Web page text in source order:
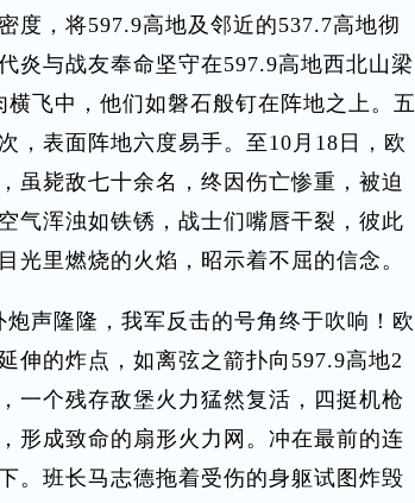
度，将597.9高地及邻近的537.7高地彻
炎与战友奉命坚守在597.9高地西北山梁
飞中，他们如磐石般钉在阵地之上。五
，表面阵地六度易手。至10月18日，欧
虽毙敌七十余名，终因伤亡惨重，被迫
气浑浊如铁锈，战士们嘴唇干裂，彼此
光里燃烧的火焰，昭示着不屈的信念。
声隆隆，我军反击的号角终于吹响！欧
伸的炸点，如离弦之箭扑向597.9高地2
一个残存敌堡火力猛然复活，四挺机枪
形成致命的扇形火力网。冲在最前的连
。班长马志德拖着受伤的身躯试图炸毁